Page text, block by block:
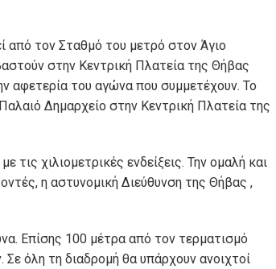
από τον Σταθμό του μετρό στον Άγιο
στην Κεντρική Πλατεία της Θήβας
αφετερία του αγώνα που συμμετέχουν. Το
Δημαρχείο στην Κεντρική Πλατεία της
χιλιομετρικές ενδείξεις. Την ομαλή και
η αστυνομική Διεύθυνση της Θήβας ,
Επίσης 100 μέτρα από τον τερματισμό
όλη τη διαδρομή θα υπάρχουν ανοιχτοί